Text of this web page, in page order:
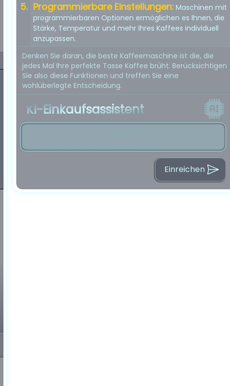
Programmierbare Einstellungen: Maschinen mit
programmierbaren Optionen ermöglichen es Ihnen, die
Stärke, Temperatur und mehr Ihres Kaffees individuell
anzupassen.
Denken Sie daran, die beste Kaffeemaschine ist die, die
jedes Mal Ihre perfekte Tasse Kaffee brüht. Berücksichtigen
Sie also diese Funktionen und treffen Sie eine
wohlüberlegte Entscheidung.
KI-Einkaufsassistent
Einreichen